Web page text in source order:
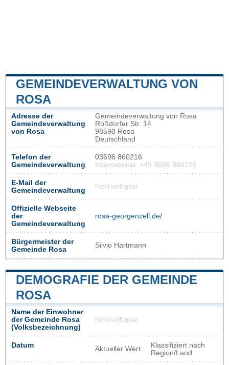
GEMEINDEVERWALTUNG VON
ROSA
Adresse der
Gemeindeverwaltung
von Rosa
Gemeindeverwaltung von Rosa
Roßdorfer Str. 14
98590 Rosa
Deutschland
Telefon der
Gemeindeverwaltung
03696 860216
International: +49 3696 860216
E-Mail der
Gemeindeverwaltung
Nicht verfügbar
Offizielle Webseite
der
Gemeindeverwaltung
rosa-georgenzell.de/
Bürgermeister der
Gemeinde Rosa
Silvio Hartmann
DEMOGRAFIE DER GEMEINDE
ROSA
Name der Einwohner
der Gemeinde Rosa
(Volksbezeichnung)
Nicht verfügbar
Datum Aktueller Wert
Klassifiziert nach
Region/Land